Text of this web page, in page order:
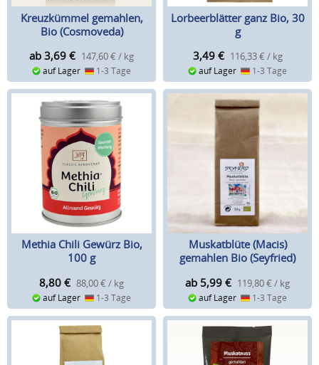
Kreuzkümmel gemahlen,
Bio (Cosmoveda)
ab 3,69 € 147,60 € / kg
auf Lager 1-3 Tage
Lorbeerblätter ganz Bio, 30
g
3,49 € 116,33 € / kg
auf Lager 1-3 Tage
Methia Chili Gewürz Bio,
100 g
8,80 € 88,00 € / kg
auf Lager 1-3 Tage
Muskatblüte (Macis)
gemahlen Bio (Seyfried)
ab 5,99 € 119,80 € / kg
auf Lager 1-3 Tage